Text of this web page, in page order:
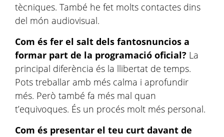
tècniques. També he fet molts contactes dins
del món audiovisual.
Com és fer el salt dels fantosnuncios a
formar part de la programació oficial? La
principal diferència és la llibertat de temps.
Pots treballar amb més calma i aprofundir
més. Però també fa més mal quan
t’equivoques. És un procés molt més personal.
Com és presentar el teu curt davant de